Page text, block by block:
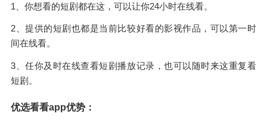
1、你想看的短剧都在这，可以让你24小时在线看。
2、提供的短剧也都是当前比较好看的影视作品，可以第一时
间在线看。
3、任你及时在线查看短剧播放记录，也可以随时来这重复看
短剧。
优选看看app优势：